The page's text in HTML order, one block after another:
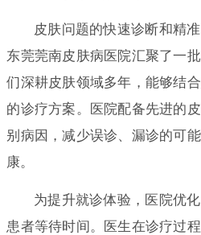
皮肤问题的快速诊断和精
东莞莞南皮肤病医院汇聚了一
们深耕皮肤领域多年，能够结
的诊疗方案。医院配备先进的
别病因，减少误诊、漏诊的可
康。
为提升就诊体验，医院优
患者等待时间。医生在诊疗过